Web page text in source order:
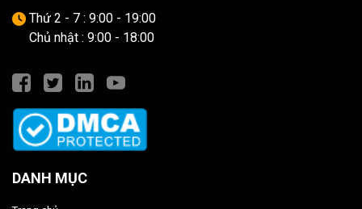
Thứ 2 - 7 : 9:00 - 19:00
Chủ nhật : 9:00 - 18:00
DANH MỤC